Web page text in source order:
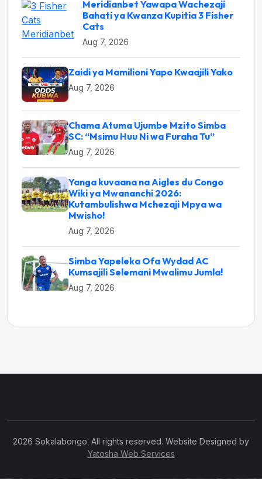
Meridianbet Yawapa Wachezaji
Bahati ya Kwanza Kupitia 3 Fisher
Cats
Aug 7, 2026
Zaidi ya Mamilioni Yapo Kwaajili Yako
Aug 7, 2026
Chama Atuma Ujumbe Mzito Simba
SC: “Msimu Huu Ni wa Furaha Tu”
Aug 7, 2026
Yanga kuvaana na Aigles du Congo
Wiki ya Mwananchi 2026:
Kutambulishwa Mchezaji Mpya wa
Mwisho!
Aug 7, 2026
Simba Yapeleka Ofa Wydad AC
Kumsajili Selemani Mwalimu Jumla!
Aug 7, 2026
2026 Sokalabongo. All rights reserved. Website Designed by
Yatosha Web Services